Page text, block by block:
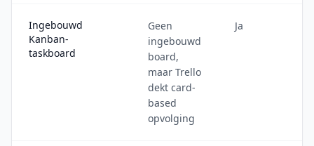
Ingebouwd
Kanban-
taskboard
Geen
ingebouwd
board,
maar Trello
dekt card-
based
opvolging
Ja